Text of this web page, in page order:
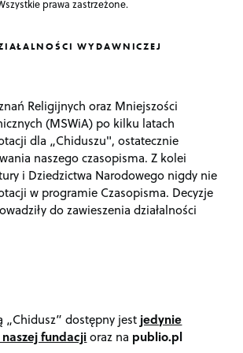
prawa zastrzeżone.
WYDAWNICZEJ
Religijnych oraz Mniejszości
(MSWiA) po kilku latach
dla „Chiduszu", ostatecznie
naszego czasopisma. Z kolei
i Dziedzictwa Narodowego nigdy nie
w programie Czasopisma. Decyzje
do zawieszenia działalności
„Chidusz” dostępny jest jedynie
fundacjioraz na publio.pl